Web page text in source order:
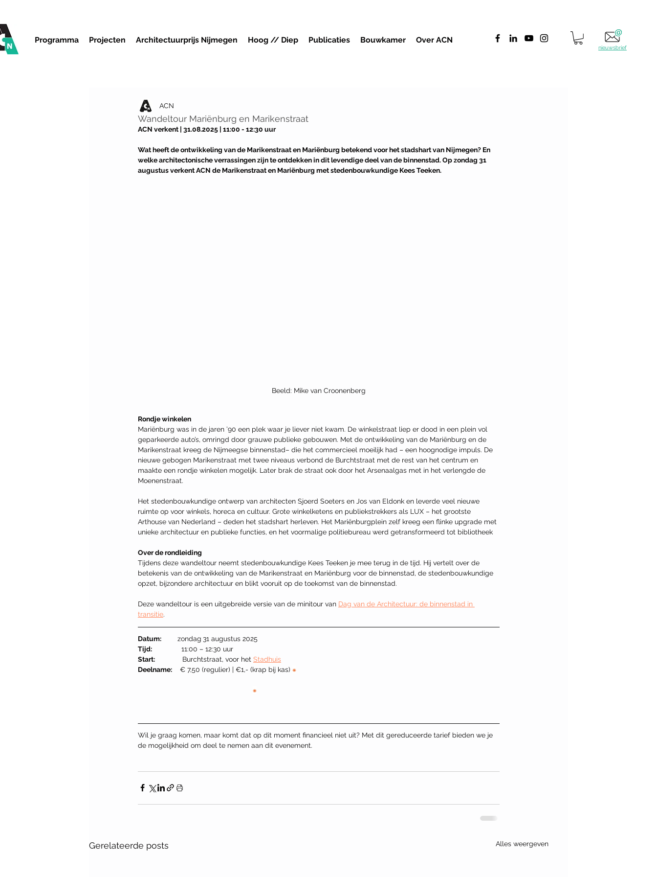
Programma Projecten Architectuurprijs Nijmegen Hoog // Diep Publicaties Bouwkamer Over ACN
nieuwsbrief
Wandeltour Mariënburg en Marikenstraat
ACN
ACN verkent | 31.08.2025 | 11:00 - 12:30 uur
Wat heeft de ontwikkeling van de Marikenstraat en Mariënburg betekend voor het stadshart van Nijmegen? En
welke architectonische verrassingen zijn te ontdekken in dit levendige deel van de binnenstad. Op zondag 31
augustus verkent ACN de Marikenstraat en Mariënburg met stedenbouwkundige Kees Teeken.
Beeld: Mike van Croonenberg
Rondje winkelen
Mariënburg was in de jaren ’90 een plek waar je liever niet kwam. De winkelstraat liep er dood in een plein vol
geparkeerde auto’s, omringd door grauwe publieke gebouwen. Met de ontwikkeling van de Mariënburg en de
Marikenstraat kreeg de Nijmeegse binnenstad– die het commercieel moeilijk had – een hoognodige impuls. De
nieuwe gebogen Marikenstraat met twee niveaus verbond de Burchtstraat met de rest van het centrum en
maakte een rondje winkelen mogelijk. Later brak de straat ook door het Arsenaalgas met in het verlengde de
Moenenstraat.
Het stedenbouwkundige ontwerp van architecten Sjoerd Soeters en Jos van Eldonk en leverde veel nieuwe
ruimte op voor winkels, horeca en cultuur. Grote winkelketens en publiekstrekkers als LUX – het grootste
Arthouse van Nederland – deden het stadshart herleven. Het Mariënburgplein zelf kreeg een flinke upgrade met
unieke architectuur en publieke functies, en het voormalige politiebureau werd getransformeerd tot bibliotheek
Over de rondleiding
Tijdens deze wandeltour neemt stedenbouwkundige Kees Teeken je mee terug in de tijd. Hij vertelt over de
betekenis van de ontwikkeling van de Marikenstraat en Mariënburg voor de binnenstad, de stedenbouwkundige
opzet, bijzondere architectuur en blikt vooruit op de toekomst van de binnenstad.
Deze wandeltour is een uitgebreide versie van de minitour van Dag van de Architectuur: de binnenstad in
transitie.
Datum: zondag 31 augustus 2025
Tijd:
11:00 – 12:30 uur
Start: Burchtstraat, voor het Stadhuis
Deelname: € 7,50 (regulier) | €1,- (krap bij kas) ⁕
⁕
Wil je graag komen, maar komt dat op dit moment financieel niet uit? Met dit gereduceerde tarief bieden we je
de mogelijkheid om deel te nemen aan dit evenement.
Gerelateerde posts Alles weergeven